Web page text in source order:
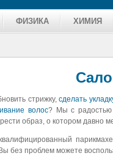
ФИЗИКА ХИМИЯ
стрижку,сделать
волос? Мы с радостью
образ, о котором давно
без проблем можете